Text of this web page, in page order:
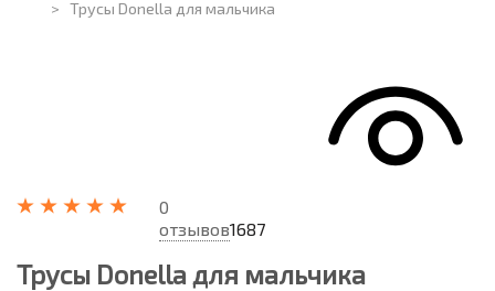
> Трусы Donella для мальчика
0
отзывов1687
Трусы Donella для мальчика